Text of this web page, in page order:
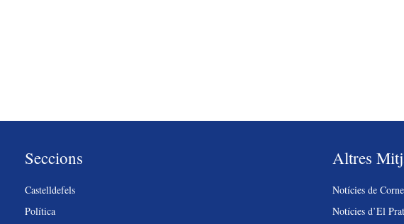
Seccions
Castelldefels
Política
Altres
Notícies de
Notícies d’El